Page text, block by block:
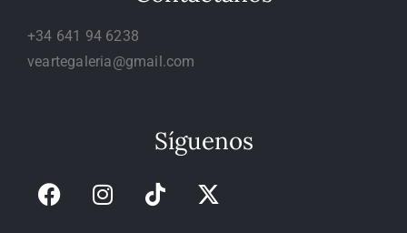
+34 641 94 6238
veartegaleria@gmail.com
Síguenos